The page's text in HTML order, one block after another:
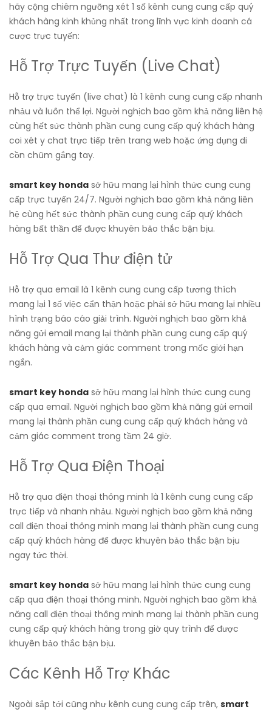
hãy cộng chiêm ngưỡng xét 1 số kênh cung cung cấp quý
khách hàng kinh khủng nhất trong lĩnh vực kinh doanh cá
cược trực tuyến:
Hỗ Trợ Trực Tuyến (Live Chat)
Hỗ trợ trực tuyến (live chat) là 1 kênh cung cung cấp nhanh
nhảu và luôn thể lợi. Người nghịch bao gồm khả năng liên hệ
cùng hết sức thành phần cung cung cấp quý khách hàng
coi xét y chat trực tiếp trên trang web hoặc ứng dụng di
cồn chũm gắng tay.
smart key honda sở hữu mang lại hình thức cung cung
cấp trực tuyến 24/7. Người nghịch bao gồm khả năng liên
hệ cùng hết sức thành phần cung cung cấp quý khách
hàng bất thần để được khuyên bảo thắc bận bịu.
Hỗ Trợ Qua Thư điện tử
Hỗ trợ qua email là 1 kênh cung cung cấp tương thích
mang lại 1 số việc cẩn thận hoặc phải sở hữu mang lại nhiều
hình trạng báo cáo giải trình. Người nghịch bao gồm khả
năng gửi email mang lại thành phần cung cung cấp quý
khách hàng và cảm giác comment trong mốc giới hạn
ngắn.
smart key honda sở hữu mang lại hình thức cung cung
cấp qua email. Người nghịch bao gồm khả năng gửi email
mang lại thành phần cung cung cấp quý khách hàng và
cảm giác comment trong tầm 24 giờ.
Hỗ Trợ Qua Điện Thoại
Hỗ trợ qua điện thoại thông minh là 1 kênh cung cung cấp
trực tiếp và nhanh nhảu. Người nghịch bao gồm khả năng
call điện thoại thông minh mang lại thành phần cung cung
cấp quý khách hàng để được khuyên bảo thắc bận bịu
ngay tức thời.
smart key honda sở hữu mang lại hình thức cung cung
cấp qua điện thoại thông minh. Người nghịch bao gồm khả
năng call điện thoại thông minh mang lại thành phần cung
cung cấp quý khách hàng trong giờ quy trình để được
khuyên bảo thắc bận bịu.
Các Kênh Hỗ Trợ Khác
Ngoài sắp tới cũng như kênh cung cung cấp trên, smart